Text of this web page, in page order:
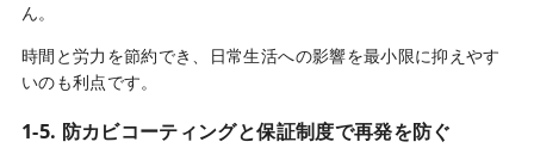
ん。
時間と労力を節約でき、日常生活への影響を最小限に抑えやす
いのも利点です。
1-5. 防カビコーティングと保証制度で再発を防ぐ